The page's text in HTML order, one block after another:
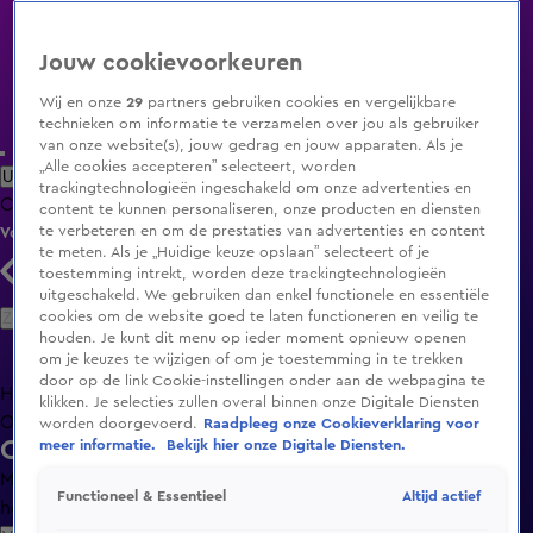
Uitzending Gemist Populaire programma's Zenders Genres
ClipsFilmsRadioSmart TV inlogShop
Volg KIJK
Zoeken
HomeUitzending Gemist Programma's De Bondgenoten
OranjezomerLivestreamsShop
Ontvang de KIJK-nieuwsbrief
Meld je aan voor de nieuwsbrief en blijf op de hoogte van
het laatste nieuws over de programma’s en series op KIJK.
Jouw cookievoorkeuren
Wij en onze29 partners gebruiken cookies en vergelijkbare
technieken om informatie te verzamelen over jou als gebruiker
van onze website(s), jouw gedrag en jouw apparaten. Als je
„Alle cookies accepteren” selecteert, worden
trackingtechnologieën ingeschakeld om onze advertenties en
content te kunnen personaliseren, onze producten en diensten
te verbeteren en om de prestaties van advertenties en content
te meten. Als je „Huidige keuze opslaan” selecteert of je
toestemming intrekt, worden deze trackingtechnologieën
uitgeschakeld. We gebruiken dan enkel functionele en essentiële
cookies om de website goed te laten functioneren en veilig te
houden. Je kunt dit menu op ieder moment opnieuw openen
om je keuzes te wijzigen of om je toestemming in te trekken
door op de link Cookie-instellingen onder aan de webpagina te
klikken. Je selecties zullen overal binnen onze Digitale Diensten
worden doorgevoerd.
Raadpleeg onze Cookieverklaring voor
meer informatie.
Bekijk hier onze Digitale Diensten.
Functioneel & Essentieel Altijd actief